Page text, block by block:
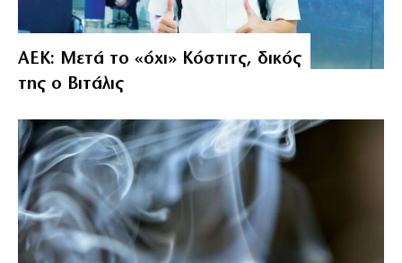
ΑΕΚ: Μετά το «όχι» Κόστιτς, δικός
της ο Βιτάλις